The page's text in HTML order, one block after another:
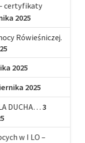
certyfikaty
2025
Rówieśniczej.
2025
2025
DUCHA… 3
w I LO –